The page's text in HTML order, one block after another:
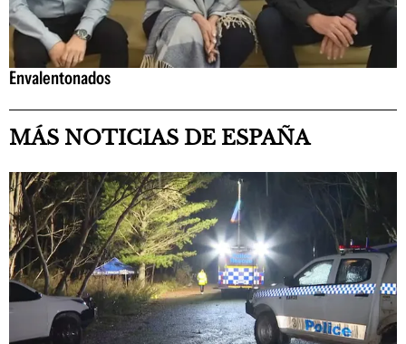
Envalentonados
MÁS NOTICIAS DE ESPAÑA